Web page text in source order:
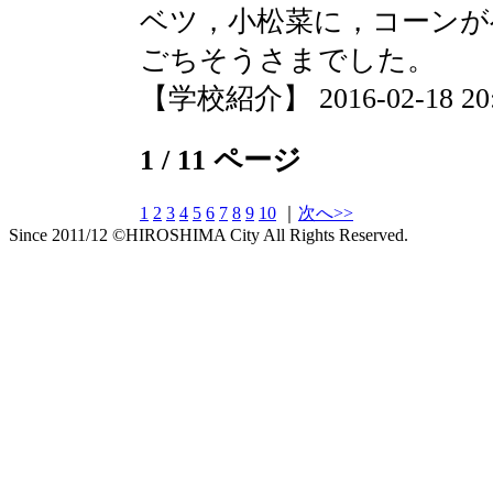
ベツ，小松菜に，コーン
ごちそうさまでした。
【学校紹介】 2016-02-18
1 / 11 ページ
1 2 3 4 5 6 7 8 9 10
次へ>>
Since 2011/12 ©HIROSHIMA City All Rights Reserved.